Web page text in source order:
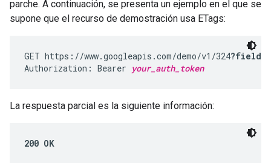
parche. A continuación, se presenta un ejemplo en el que se
supone que el recurso de demostración usa ETags:
GET https://www.googleapis.com/demo/v1/324
Authorization: Bearer your_auth_token
La respuesta parcial es la siguiente información:
200 OK